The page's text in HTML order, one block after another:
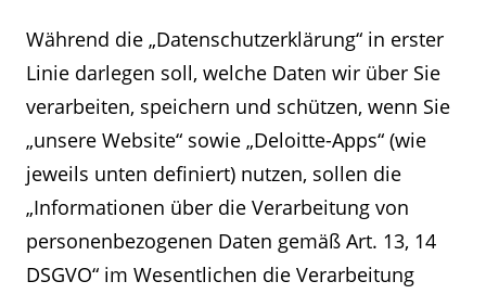
Während die „Datenschutzerklärung“ in erster
Linie darlegen soll, welche Daten wir über Sie
verarbeiten, speichern und schützen, wenn Sie
„unsere Website“ sowie „Deloitte-Apps“ (wie
jeweils unten definiert) nutzen, sollen die
„Informationen über die Verarbeitung von
personenbezogenen Daten gemäß Art. 13, 14
DSGVO“ im Wesentlichen die Verarbeitung